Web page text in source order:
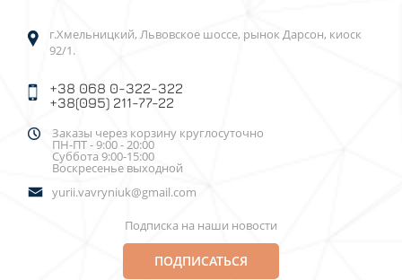
г.Хмельницкий, Львовское шоссе, рынок Дарсон, киоск
92/1.
+38 068 0-322-322
+38(095) 211-77-22
Заказы через корзину круглосуточно
ПН-ПТ - 9:00 - 20:00
Суббота 9:00-15:00
Воскресенье выходной
yurii.vavryniuk@gmail.com
Подписка на наши новости
ПОДПИСАТЬСЯ